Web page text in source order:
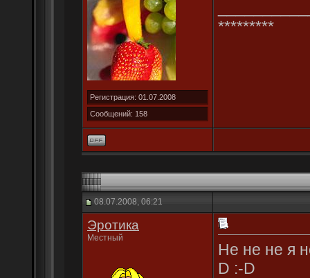
Регистрация: 01.07.2008
Сообщений: 158
*********
08.07.2008, 06:21
Эротика
Местный
Не не не я
D :-D